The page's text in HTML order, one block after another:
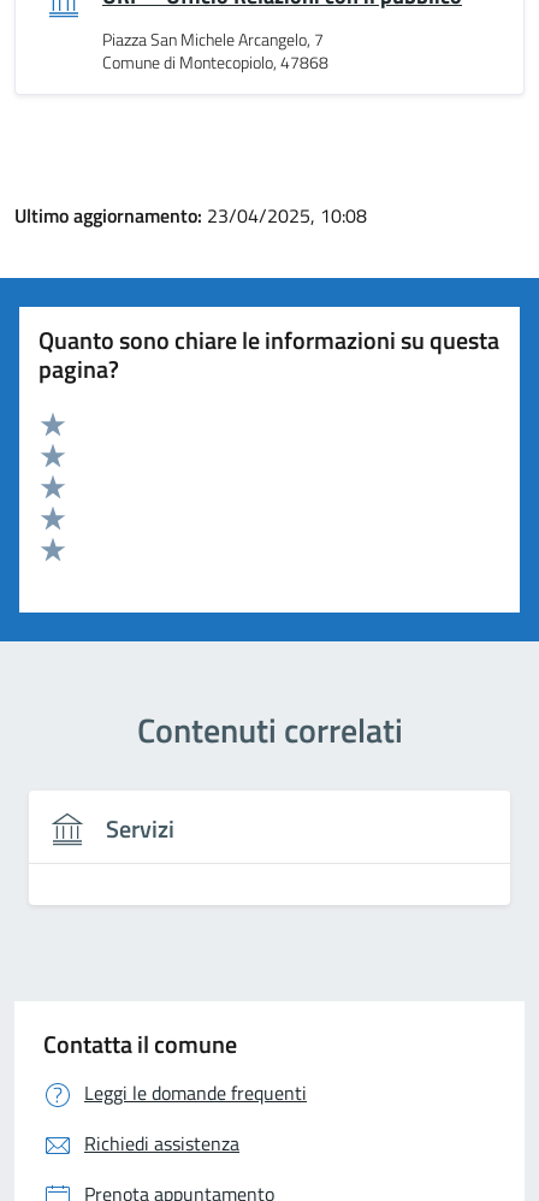
Piazza San Michele Arcangelo, 7
Comune di Montecopiolo, 47868
Ultimo aggiornamento: 23/04/2025, 10:08
Quanto sono chiare le informazioni su questa
pagina?
Valuta 5 stelle su 5
Valuta 4 stelle su 5
Valuta 3 stelle su 5
Valuta 2 stelle su 5
Contenuti correlati
Servizi
Contatta il comune
Leggi le domande frequenti
Richiedi assistenza
Prenota appuntamento